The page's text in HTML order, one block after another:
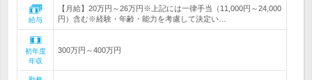
給与
【月給】20万円～26万円※上記には一律手当（11,000円～24,000
円）含む※経験・年齢・能力を考慮して決定い…
初年度
年収
300万円～400万円